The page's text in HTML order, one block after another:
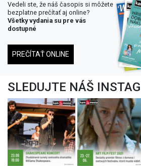
Vedeli ste, že náš časopis si môžete
bezplatne prečítať aj online?
Všetky vydania su pre vás
dostupné
PREČÍTAŤ ONLINE
SLEDUJTE NÁŠ